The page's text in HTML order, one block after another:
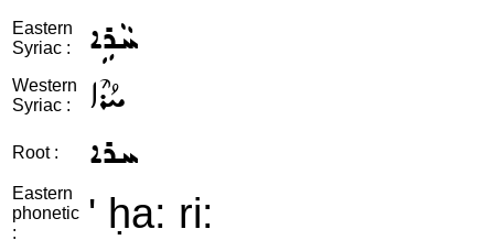
Eastern
Syriac :
ܚܵܪܹܐ
Western
Syriac :
ܚܳܪܶܐ
Root : ܚܪܐ
Eastern
phonetic
:
' ḥa: ri: